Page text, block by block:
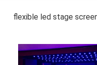
flexible led stage screens